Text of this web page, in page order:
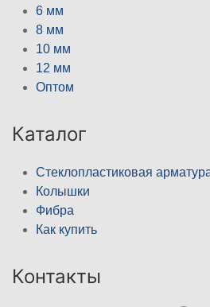
6 мм
8 мм
10 мм
12 мм
Оптом
Каталог
Стеклопластиковая
Колышки
Фибра
Как купить
Контакты